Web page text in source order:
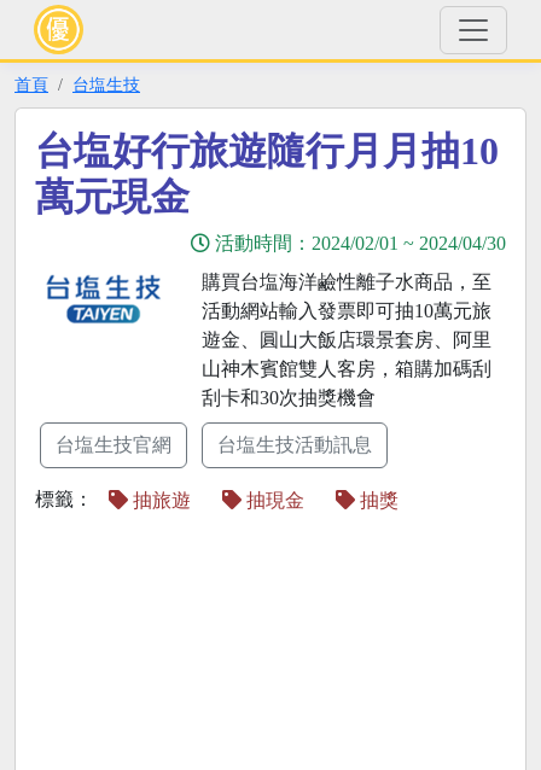
首頁 台塩生技
台塩好行旅遊隨行月月抽10
萬元現金
活動時間： 2024/02/01 ~ 2024/04/30
購買台塩海洋鹼性離子水商品，至
活動網站輸入發票即可抽10萬元旅
遊金、圓山大飯店環景套房、阿里
山神木賓館雙人客房，箱購加碼刮
刮卡和30次抽獎機會
台塩生技官網 台塩生技活動訊息
標籤： 抽旅遊 抽現金 抽獎